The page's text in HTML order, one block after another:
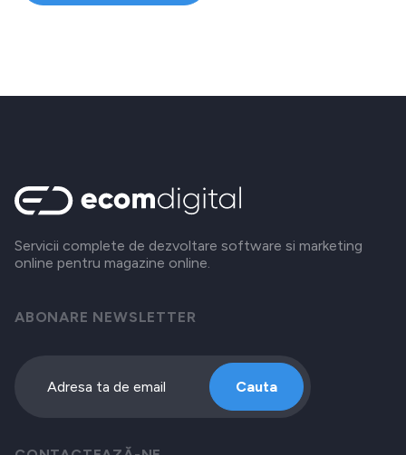
Servicii complete de dezvoltare software si marketing
online pentru magazine online.
ABONARE NEWSLETTER
Cauta